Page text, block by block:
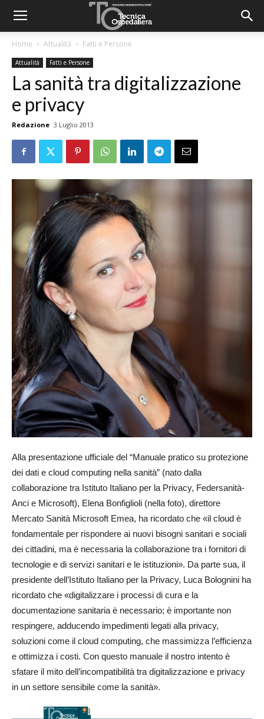
Home Attualità Fatti e Persone
Attualità Fatti e Persone
La sanità tra digitalizzazione
e privacy
Redazione 3 Luglio 2013
Alla presentazione ufficiale del “Manuale pratico su protezione
dei dati e cloud computing nella sanità” (nato dalla
collaborazione tra Istituto Italiano per la Privacy, Federsanità-
Anci e Microsoft), Elena Bonfiglioli (nella foto), direttore
Mercato Sanità Microsoft Emea, ha ricordato che «il cloud è
fondamentale per rispondere ai nuovi bisogni sanitari e sociali
dei cittadini, ma è necessaria la collaborazione tra i fornitori di
tecnologie e di servizi sanitari e le istituzioni». Da parte sua, il
presidente dell’Istituto Italiano per la Privacy, Luca Bolognini ha
ricordato che «digitalizzare i processi di cura e la
documentazione sanitaria è necessario; è importante non
respingere, adducendo impedimenti legati alla privacy,
soluzioni come il cloud computing, che massimizza l’efficienza
e ottimizza i costi. Con questo manuale il nostro intento è
sfatare il mito dell’incompatibilità tra digitalizzazione e privacy
in un settore sensibile come la sanità».